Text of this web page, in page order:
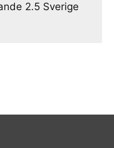
2.5 Sverige